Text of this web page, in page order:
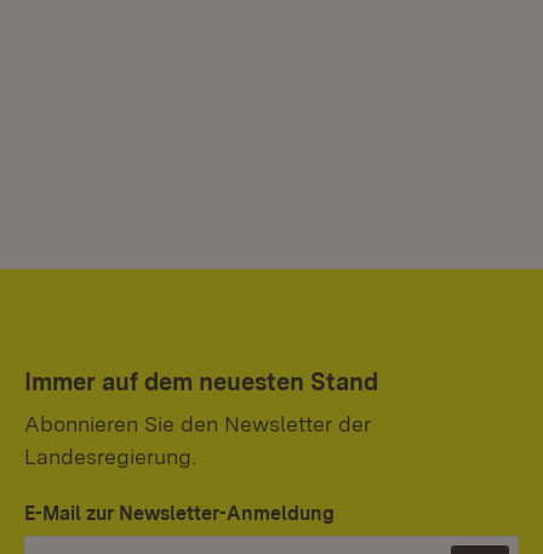
Immer auf dem neuesten Stand
Abonnieren Sie den Newsletter der
Landesregierung.
E-Mail zur Newsletter-Anmeldung